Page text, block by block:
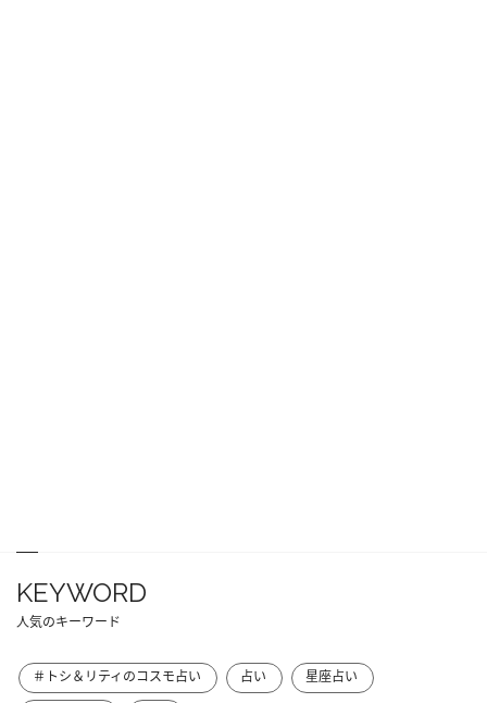
KEYWORD
人気のキーワード
＃トシ＆リティのコスモ占い 占い
星座占い